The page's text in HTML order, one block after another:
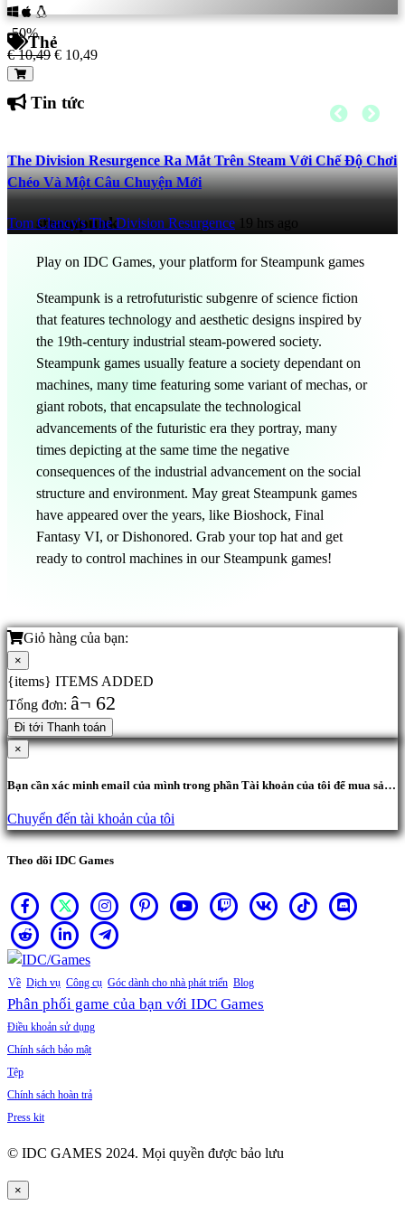
-50%
€ 10,49 € 10,49
Thẻ
Tin tức
The Division Resurgence Ra Mắt Trên Steam Với Chế Độ Chơi
Chéo Và Một Câu Chuyện Mới
Tom Clancy's The Division Resurgence 19 hrs ago
steampunk
Play on IDC Games, your platform for Steampunk games
Steampunk is a retrofuturistic subgenre of science fiction
that features technology and aesthetic designs inspired by
the 19th-century industrial steam-powered society.
Steampunk games usually feature a society dependant on
machines, many time featuring some variant of mechas, or
giant robots, that encapsulate the technological
advancements of the futuristic era they portray, many
times depicting at the same time the negative
consequences of the industrial advancement on the social
structure and environment. May great Steampunk games
have appeared over the years, like Bioshock, Final
Fantasy VI, or Dishonored. Grab your top hat and get
ready to control machines in our Steampunk games!
Giỏ hàng của bạn:
×
{items} ITEMS ADDED
Tổng đơn: â¬ 62
Đi tới Thanh toán
×
Bạn cần xác minh email của mình trong phần Tài khoản của tôi để mua sản
Chuyển đến tài khoản của tôi
Theo dõi IDC Games
Về Dịch vụ Công cụ Góc dành cho nhà phát triển Blog
Phân phối game của bạn với IDC Games
Điều khoản sử dụng
Chính sách bảo mật
Tệp
Chính sách hoàn trả
Press kit
© IDC GAMES 2024. Mọi quyền được bảo lưu
×